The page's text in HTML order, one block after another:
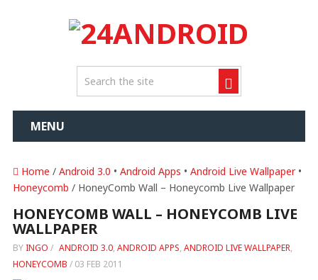
MENU
Home / Android 3.0 • Android Apps • Android Live Wallpaper•
Honeycomb / HoneyComb Wall – Honeycomb Live Wallpaper
HONEYCOMB WALL – HONEYCOMB LIVE
WALLPAPER
BY INGO / ANDROID 3.0, ANDROID APPS, ANDROID LIVE WALLPAPER,
HONEYCOMB / 03 FEB 2011